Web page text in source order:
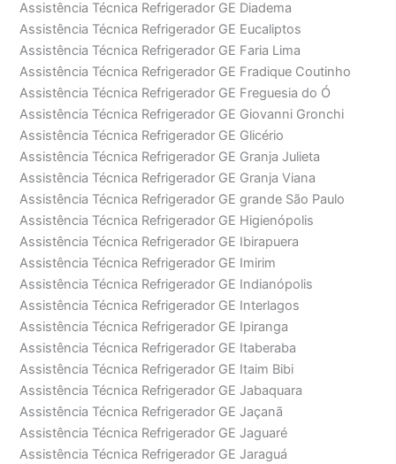
Assistência Técnica Refrigerador GE Diadema
Assistência Técnica Refrigerador GE Eucaliptos
Assistência Técnica Refrigerador GE Faria Lima
Assistência Técnica Refrigerador GE Fradique Coutinho
Assistência Técnica Refrigerador GE Freguesia do Ó
Assistência Técnica Refrigerador GE Giovanni Gronchi
Assistência Técnica Refrigerador GE Glicério
Assistência Técnica Refrigerador GE Granja Julieta
Assistência Técnica Refrigerador GE Granja Viana
Assistência Técnica Refrigerador GE grande São Paulo
Assistência Técnica Refrigerador GE Higienópolis
Assistência Técnica Refrigerador GE Ibirapuera
Assistência Técnica Refrigerador GE Imirim
Assistência Técnica Refrigerador GE Indianópolis
Assistência Técnica Refrigerador GE Interlagos
Assistência Técnica Refrigerador GE Ipiranga
Assistência Técnica Refrigerador GE Itaberaba
Assistência Técnica Refrigerador GE Itaim Bibi
Assistência Técnica Refrigerador GE Jabaquara
Assistência Técnica Refrigerador GE Jaçanã
Assistência Técnica Refrigerador GE Jaguaré
Assistência Técnica Refrigerador GE Jaraguá